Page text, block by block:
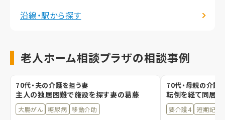
沿線・駅から探す
老人ホーム相談プラザの相談事例
70代・夫の介護を担う妻
主人の独居困難で施設を探す妻の葛藤
大腸がん 糖尿病
移動介助
70代・母親の介護
転倒を経て同居
要介護4
短期記憶